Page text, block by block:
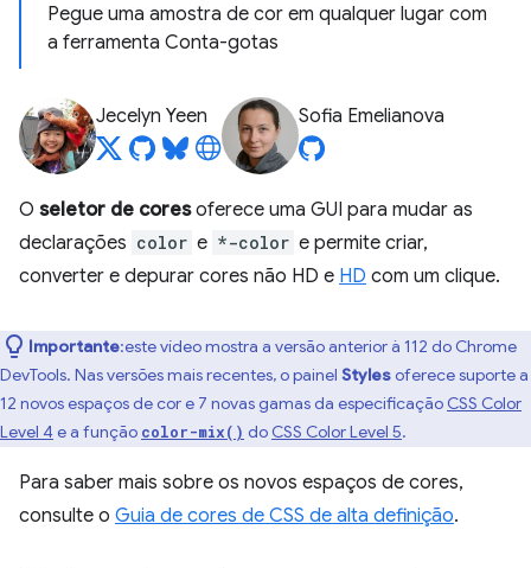
Pegue uma amostra de cor em qualquer lugar com
a ferramenta Conta-gotas
Jecelyn Yeen Sofia Emelianova
O seletor de coresoferece uma GUI para mudar as
declarações color e *-color e permite criar,
converter e depurar cores não HD e HD com um clique.
Importante:este vídeo mostra a versão anterior à 112 do Chrome
DevTools. Nas versões mais recentes, o painel Stylesoferece suporte a
12 novos espaços de cor e 7 novas gamas da especificação CSS Color
Level 4e a função color-mix() do CSS Color Level 5.
Para saber mais sobre os novos espaços de cores,
consulte o Guia de cores de CSS de alta definição.